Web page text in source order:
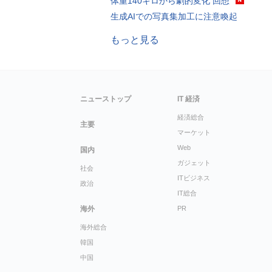
生成AIでの写真集加工に注意喚起
もっと見る
ニューストップ
主要
国内
社会
政治
海外
海外総合
韓国
中国
IT 経済
経済総合
マーケット
Web
ガジェット
ITビジネス
IT総合
PR